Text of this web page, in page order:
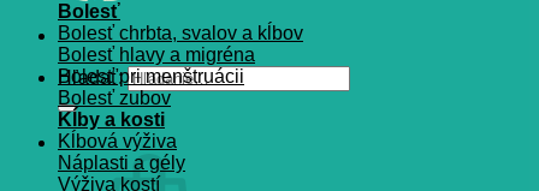
Hľadať:
Bolesť
Bolesť chrbta, svalov a kĺbov
Bolesť hlavy a migréna
Bolesť pri menštruácii
Bolesť zubov
Kĺby a kosti
Kĺbová výživa
Náplasti a gély
Výživa kostí